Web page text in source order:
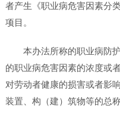
者产生《职业病危害因素分
项目。
本办法所称的职业病防
的职业病危害因素的浓度或
对劳动者健康的损害或者影
装置、构（建）筑物等的总称